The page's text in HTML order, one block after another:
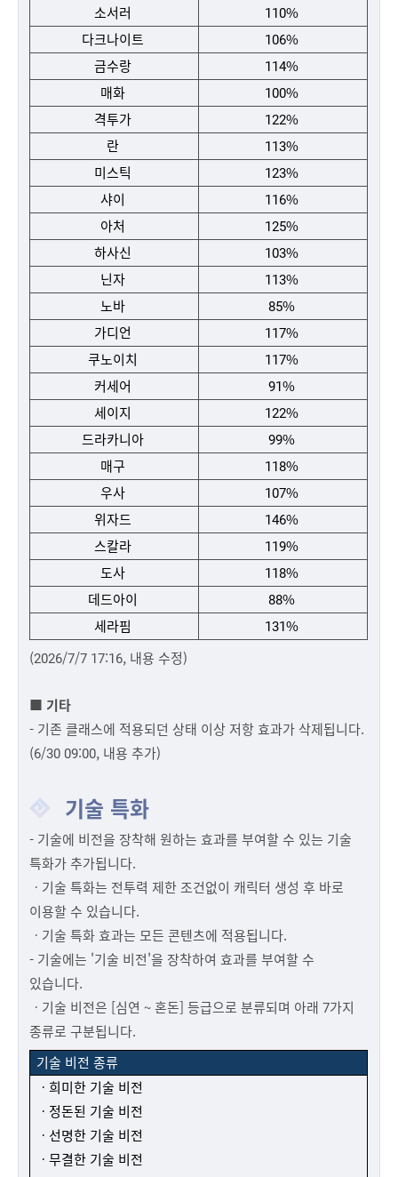
소서러
110%
다크나이트
106%
금수랑
114%
매화
100%
격투가
122%
란
113%
미스틱
123%
샤이
116%
아처
125%
하사신
103%
닌자
113%
노바
85%
가디언
117%
쿠노이치
117%
커세어
91%
세이지
122%
드라카니아
99%
매구
118%
우사
107%
위자드
146%
스칼라
119%
도사
118%
데드아이
88%
세라핌
131%
(2026/7/7 17:16, 내용 수정)
■ 기타
- 기존 클래스에 적용되던 상태 이상 저항 효과가 삭제됩니다.
(6/30 09:00, 내용 추가)
기술 특화
- 기술에 비전을 장착해 원하는 효과를 부여할 수 있는 기술
특화가 추가됩니다.
ㆍ기술 특화는 전투력 제한 조건없이 캐릭터 생성 후 바로
이용할 수 있습니다.
ㆍ기술 특화 효과는 모든 콘텐츠에 적용됩니다.
- 기술에는 '기술 비전'을 장착하여 효과를 부여할 수
있습니다.
ㆍ기술 비전은 [심연 ~ 혼돈] 등급으로 분류되며 아래 7가지
종류로 구분됩니다.
기술 비전 종류
ㆍ희미한 기술 비전
ㆍ정돈된 기술 비전
ㆍ선명한 기술 비전
ㆍ무결한 기술 비전